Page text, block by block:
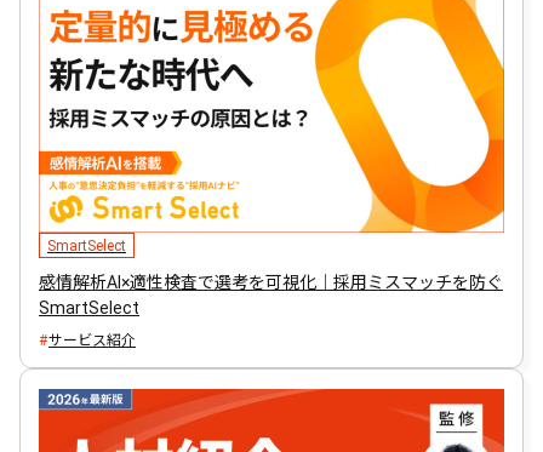
SmartSelect
感情解析AI×適性検査で選考を可視化｜採用ミスマッチを防ぐ
SmartSelect
サービス紹介